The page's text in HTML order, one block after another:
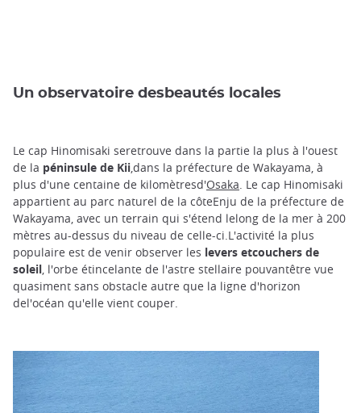
Un observatoire desbeautés locales
Le cap Hinomisaki seretrouve dans la partie la plus à l'ouest
de la péninsule de Kii,dans la préfecture de Wakayama, à
plus d'une centaine de kilomètresd'Osaka . Le cap Hinomisaki
appartient au parc naturel de la côteEnju de la préfecture de
Wakayama, avec un terrain qui s'étend lelong de la mer à 200
mètres au-dessus du niveau de celle-ci.L'activité la plus
populaire est de venir observer les levers etcouchers de
soleil , l'orbe étincelante de l'astre stellaire pouvantêtre vue
quasiment sans obstacle autre que la ligne d'horizon
del'océan qu'elle vient couper.